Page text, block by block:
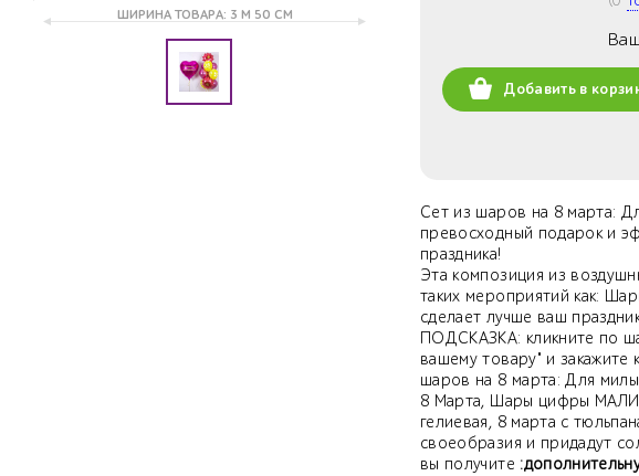
ШИРИНА ТОВАРА: 3 М 50 СМ
Добавить в
Сет из шаров на 8 марта:
превосходный подарок и
праздника!
Эта композиция из
таких мероприятий как:
сделает лучше ваш
ПОДСКАЗКА: кликните по
вашему товару" и
шаров на 8 марта: Для
8 Марта, Шары цифры
гелиевая, 8 марта с
своеобразия и придадут
вы получите